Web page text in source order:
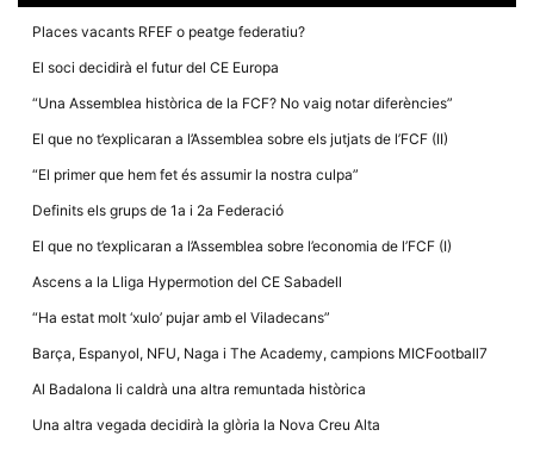
Places vacants RFEF o peatge federatiu?
El soci decidirà el futur del CE Europa
“Una Assemblea històrica de la FCF? No vaig notar diferències”
El que no t’explicaran a l’Assemblea sobre els jutjats de l’FCF (II)
“El primer que hem fet és assumir la nostra culpa”
Definits els grups de 1a i 2a Federació
El que no t’explicaran a l’Assemblea sobre l’economia de l’FCF (I)
Ascens a la Lliga Hypermotion del CE Sabadell
“Ha estat molt ‘xulo’ pujar amb el Viladecans”
Barça, Espanyol, NFU, Naga i The Academy, campions MICFootball7
Al Badalona li caldrà una altra remuntada històrica
Una altra vegada decidirà la glòria la Nova Creu Alta
lloc funcioni tan
cookies
funcionalitats
del lloc web.
Màrqueting
els teus
comportament
navegues pel
web
la possibilitat